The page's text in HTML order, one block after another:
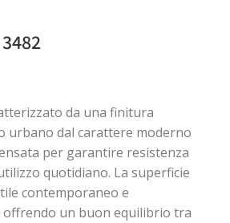
da una finitura
urbano dal carattere moderno
per garantire resistenza
quotidiano. La superficie
contemporaneo e
un buon equilibrio tra